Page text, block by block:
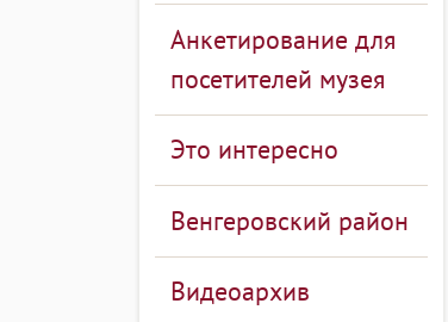
Анкетирование для
посетителей музея
Это интересно
Венгеровский район
Видеоархив